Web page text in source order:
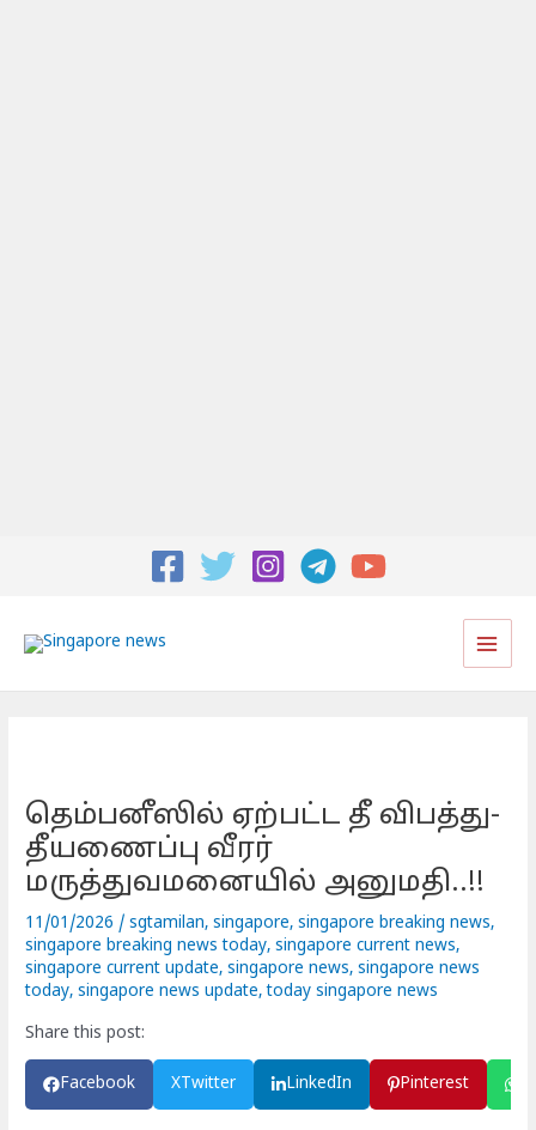
Main
தெம்பனீஸில் ஏற்பட்ட தீ விபத்து-
தீயணைப்பு வீரர்
மருத்துவமனையில் அனுமதி..!!
11/01/2026 /sgtamilan,singapore,singapore breaking news,
singapore breaking news today,singapore current news,
singapore current update,singapore news,singapore news
today,singapore news update,today singapore news
Share this post:
Facebook XTwitter LinkedIn Pinterest